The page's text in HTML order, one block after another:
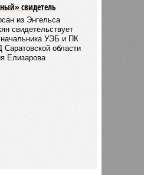
свидетель
из Энгельса
свидетельствует
начальника УЭБ и ПК
области
Елизарова